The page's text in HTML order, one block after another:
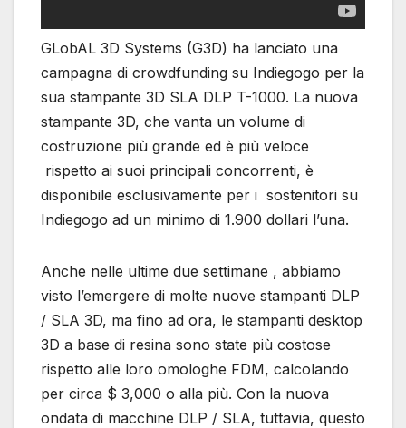
GLobAL 3D Systems (G3D) ha lanciato una
campagna di crowdfunding su Indiegogo per la
sua stampante 3D SLA DLP T-1000. La nuova
stampante 3D, che vanta un volume di
costruzione più grande ed è più veloce
rispetto ai suoi principali concorrenti, è
disponibile esclusivamente per i sostenitori su
Indiegogo ad un minimo di 1.900 dollari l’una.
Anche nelle ultime due settimane , abbiamo
visto l’emergere di molte nuove stampanti DLP
/ SLA 3D, ma fino ad ora, le stampanti desktop
3D a base di resina sono state più costose
rispetto alle loro omologhe FDM, calcolando
per circa $ 3,000 o alla più. Con la nuova
ondata di macchine DLP / SLA, tuttavia, questo